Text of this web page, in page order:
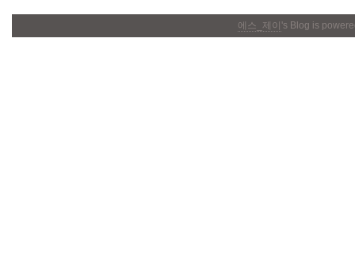
에스_제이 's Blog is